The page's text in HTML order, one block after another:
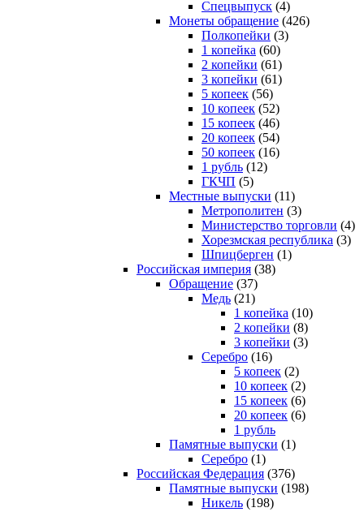
Спецвыпуск (4)
Монеты обращение (426)
Полкопейки (3)
1 копейка (60)
2 копейки (61)
3 копейки (61)
5 копеек (56)
10 копеек (52)
15 копеек (46)
20 копеек (54)
50 копеек (16)
1 рубль (12)
ГКЧП (5)
Местные выпуски (11)
Метрополитен (3)
Министерство торговли (4)
Хорезмская республика (3)
Шпицберген (1)
Российская империя (38)
Обращение (37)
Медь (21)
1 копейка (10)
2 копейки (8)
3 копейки (3)
Серебро (16)
5 копеек (2)
10 копеек (2)
15 копеек (6)
20 копеек (6)
1 рубль
Памятные выпуски (1)
Серебро (1)
Российская Федерация (376)
Памятные выпуски (198)
Никель (198)